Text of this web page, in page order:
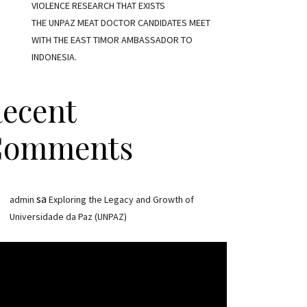
VIOLENCE RESEARCH THAT EXISTS
THE UNPAZ MEAT DOCTOR CANDIDATES MEET
WITH THE EAST TIMOR AMBASSADOR TO
INDONESIA.
admin saExploring the Legacy and Growth of
Universidade da Paz (UNPAZ)